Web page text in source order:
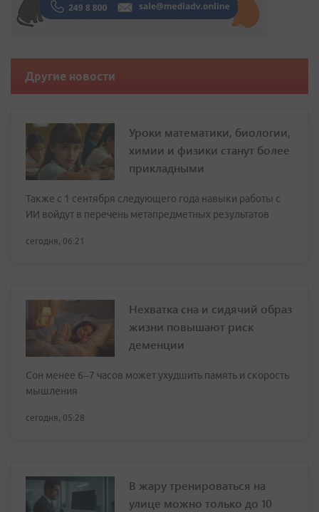
Другие новости
Уроки математики, биологии,
химии и физики станут более
прикладными
Также с 1 сентября следующего года навыки работы с
ИИ войдут в перечень метапредметных результатов
сегодня, 06:21
Нехватка сна и сидячий образ
жизни повышают риск
деменции
Сон менее 6–7 часов может ухудшить память и скорость
мышления
сегодня, 05:28
В жару тренироваться на
улице можно только до 10